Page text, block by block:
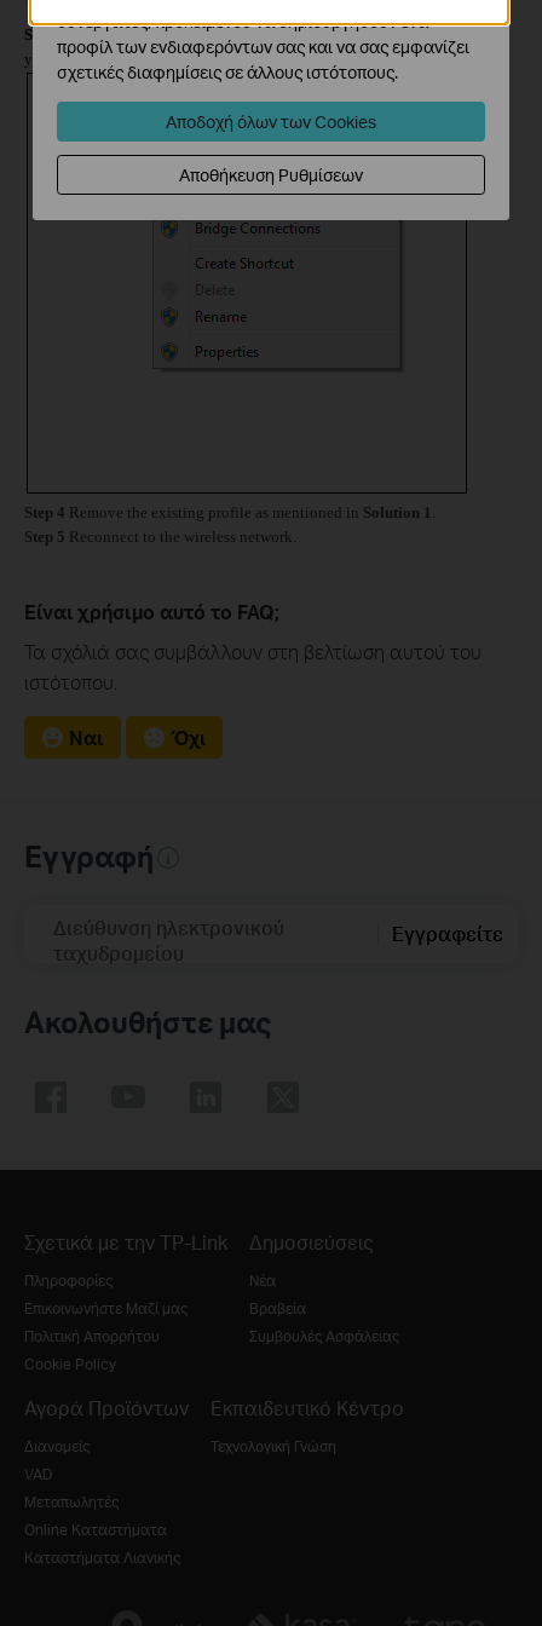
Step 3 Right click onWi-Fiicon and locate onConnect/Disconnect
you will see the existing wireless network:
Step 4 Remove the existing profile as mentioned in Solution 1
Step 5 Reconnect to the wireless network.
Είναι χρήσιμο αυτό το FAQ;
Τα σχόλιά σας συμβάλλουν στη βελτίωση αυτού του
ιστότοπου.
Ναι Όχι
Εγγραφή
Διεύθυνση ηλεκτρονικού
ταχυδρομείου
Εγγραφείτε
Ακολουθήστε μας
Σχετικά με την TP-Link
Πληροφορίες
Επικοινωνήστε Μαζί μας
Πολιτική Απορρήτου
Cookie Policy
Δημοσιεύσεις
Νέα
Βραβεία
Συμβουλές Ασφάλειας
Αγορά Προϊόντων
Διανομείς
VAD
Μεταπωλητές
Online Καταστήματα
Καταστήματα Λιανικής
Εκπαιδευτικό Κέντρο
Τεχνολογική Γνώση
συνεργάτες, προκειμένου να δημιουργήσουν ένα
προφίλ των ενδιαφερόντων σας και να σας εμφανίζει
σχετικές διαφημίσεις σε άλλους ιστότοπους.
Αποδοχή όλων των Cookies
Αποθήκευση Ρυθμίσεων